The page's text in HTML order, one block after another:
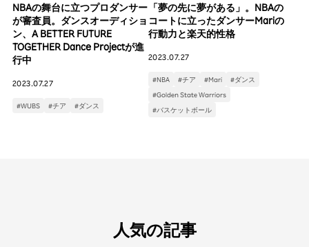
NBAの舞台に立つプロダンサー
が審査員。ダンスオーディショ
ン、A BETTER FUTURE
TOGETHER Dance Projectが進
行中
2023.07.27
#WUBS #チア #ダンス
「夢の先に夢がある」。NBAの
コートに立ったダンサーMariの
行動力と楽天的性格
2023.07.27
#NBA #チア #Mari
#ダンス
#Golden State Warriors
#バスケットボール
人気の記事